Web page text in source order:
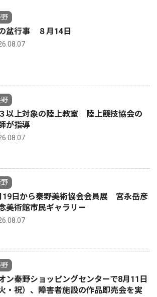
盆行事 ８月14日
以上対象の陸上教室 陸上競技協会の
が指導
19日から秦野美術協会会員展 宮永岳彦
美術館市民ギャラリー
ン秦野ショッピングセンターで8月11日
火・祝）、障害者施設の作品即売会を実